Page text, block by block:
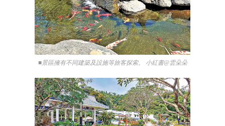
■景區擁有不同建築及設施等旅客探索。 小紅書@雲朵朵